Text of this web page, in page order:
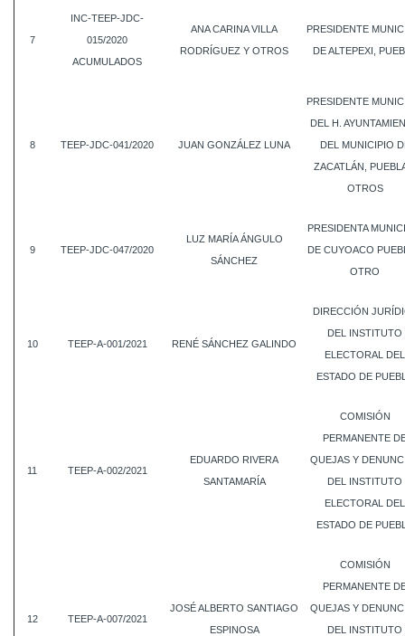
7
INC-TEEP-JDC-
015/2020
ACUMULADOS
ANA CARINA VILLA
RODRÍGUEZ Y OTROS
PRESIDENTE
DE ALTEPEXI,
8 TEEP-JDC-041/2020 JUAN GONZÁLEZ LUNA
PRESIDENTE
DEL H.
DEL MUNICIPIO
ZACATLÁN,
OTROS
9 TEEP-JDC-047/2020
LUZ MARÍA ÁNGULO
SÁNCHEZ
PRESIDENTA
DE CUYOACO
OTRO
10 TEEP-A-001/2021 RENÉ SÁNCHEZ GALINDO
DIRECCIÓN
DEL INSTITUTO
ELECTORAL DEL
ESTADO DE
11 TEEP-A-002/2021
EDUARDO RIVERA
SANTAMARÍA
COMISIÓN
PERMANENTE
QUEJAS Y
DEL INSTITUTO
ELECTORAL DEL
ESTADO DE
12 TEEP-A-007/2021
JOSÉ ALBERTO SANTIAGO
ESPINOSA
COMISIÓN
PERMANENTE
QUEJAS Y
DEL INSTITUTO